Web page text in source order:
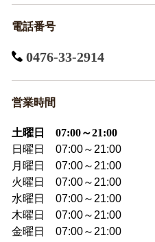
電話番号
0476-33-2914
営業時間
土曜日 07:00～21:00
日曜日 07:00～21:00
月曜日 07:00～21:00
火曜日 07:00～21:00
水曜日 07:00～21:00
木曜日 07:00～21:00
金曜日 07:00～21:00